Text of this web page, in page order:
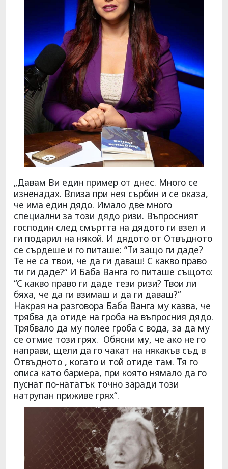
„Давам Ви един пример от днес. Много се
изненадах. Влиза при нея сърбин и се оказа,
че има един дядо. Имало две много
специални за този дядо ризи. Въпросният
господин след смъртта на дядото ги взел и
ги подарил на някой. И дядото от Отвъдното
се сърдеше и го питаше: “Ти защо ги даде?
Те не са твои, че да ги даваш! С какво право
ти ги даде?“ И Баба Ванга го питаше същото:
“С какво право ги даде тези ризи? Твои ли
бяха, че да ги взимаш и да ги даваш?“
Накрая на разговора Баба Ванга му казва, че
трябва да отиде на гроба на въпросния дядо.
Трябвало да му полее гроба с вода, за да му
се отмие този грях. Обясни му, че ако не го
направи, щели да го чакат на някакъв съд в
Отвъдното , когато и той отиде там. Тя го
описа като бариера, при която нямало да го
пуснат по-нататък точно заради този
натрупан приживе грях“.